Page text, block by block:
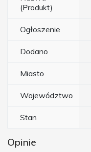
(Produkt)
Ogłoszenie
Dodano
Miasto
Województwo
Stan
Opinie